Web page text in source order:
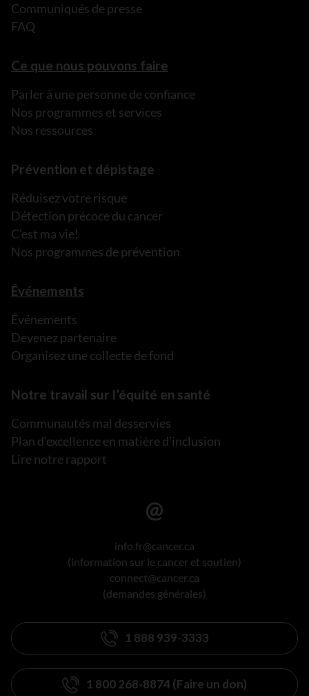
Communiqués de presse
FAQ
Ce que nous pouvons faire
Parler à une personne de confiance
Nos programmes et services
Nos ressources
Prévention et dépistage
Réduisez votre risque
Détection précoce du cancer
C’est ma vie!
Nos programmes de prévention
Événements
Événements
Devenez partenaire
Organisez une collecte de fond
Notre travail sur l’équité en santé
Communautés mal desservies
Plan d’excellence en matière d’inclusion
Lire notre rapport
info.fr@cancer.ca
(information sur le cancer et soutien)
connect@cancer.ca
(demandes générales)
1 888 939-3333
1 800 268-8874 (Faire un don)